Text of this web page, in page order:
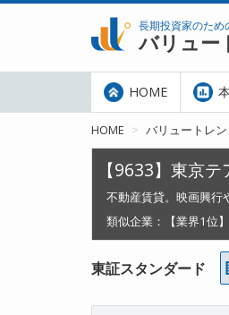
長期投資家のため
バリュー
HOME
HOME バリュートレ
【9633】東京
不動産賃貸。映画興行
類似企業：
【業界1位】
東証スタンダード